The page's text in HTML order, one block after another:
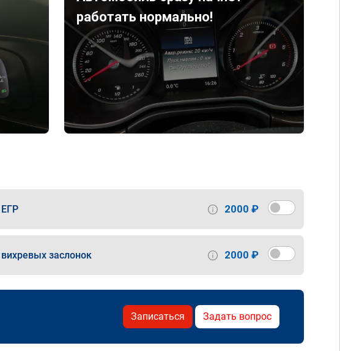
работать нормально!
2000 ₽
заслонок 2000 ₽
Записаться Задать вопрос